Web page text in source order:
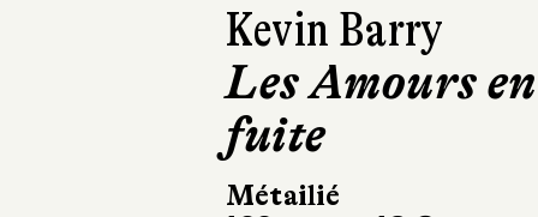
Amira Ghenim
Le Désastre de
la maison des
notables